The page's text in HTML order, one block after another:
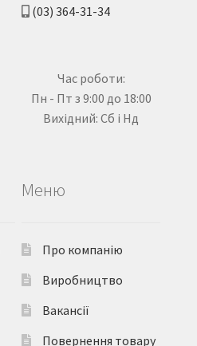
(03) 364-31-34
Час роботи:
Пн - Пт з 9:00 до 18:00
Вихідний: Сб і Нд
Меню
Про компанію
Виробництво
Вакансії
Повернення товару